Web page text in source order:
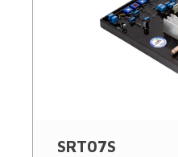
SRT07S